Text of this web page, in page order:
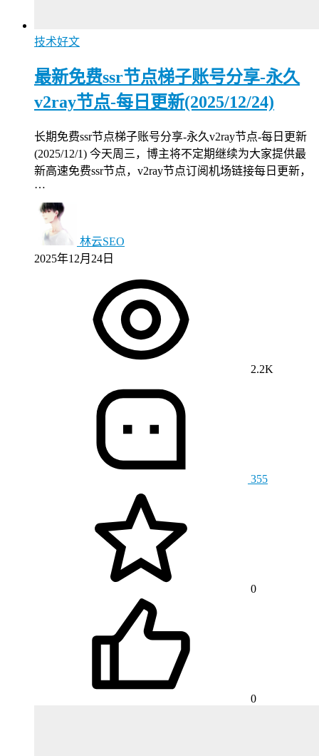
技术好文
最新免费ssr节点梯子账号分享-永久
v2ray节点-每日更新(2025/12/24)
长期免费ssr节点梯子账号分享-永久v2ray节点-每日更新
(2025/12/1) 今天周三，博主将不定期继续为大家提供最
新高速免费ssr节点，v2ray节点订阅机场链接每日更新，
…
林云SEO
2025年12月24日
2.2K
355
0
0